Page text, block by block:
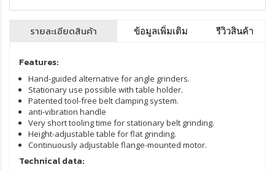
รายละเอียดสินค้า ข้อมูลเพิ่มเติม รีวิวสินค้า
Features:
Hand-guided alternative for angle grinders.
Stationary use possible with table holder.
Patented tool-free belt clamping system.
anti-vibration handle
Very short tooling time for stationary belt grinding.
Height-adjustable table for flat grinding.
Continuously adjustable flange-mounted motor.
Technical data: